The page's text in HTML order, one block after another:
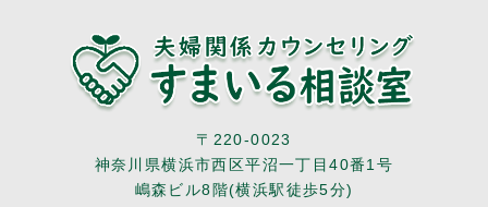
〒220-0023
神奈川県横浜市西区平沼一丁目40番1号
嶋森ビル8階(横浜駅徒歩5分)